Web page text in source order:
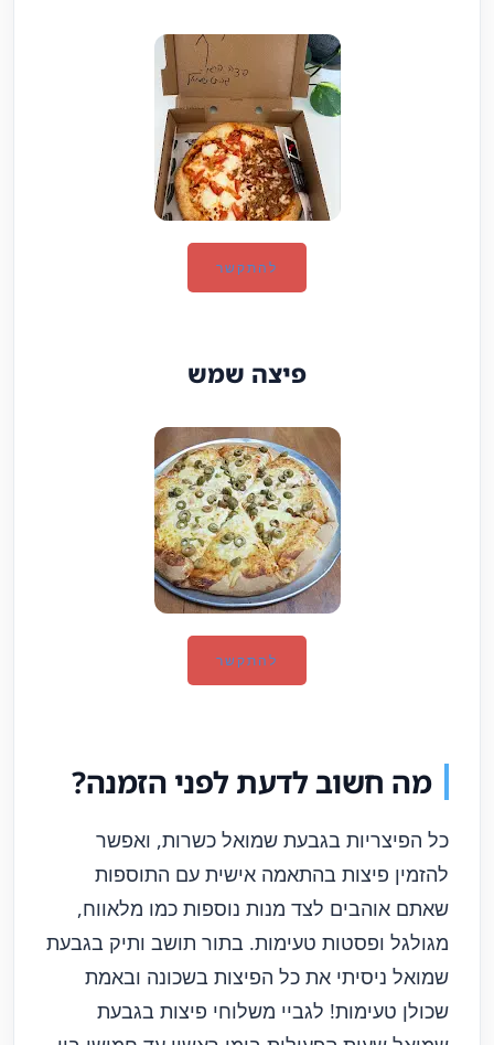
להתקשר
פיצה שמש
להתקשר
מה חשוב לדעת לפני הזמנה?
כל הפיצריות בגבעת שמואל כשרות, ואפשר
להזמין פיצות בהתאמה אישית עם התוספות
שאתם אוהבים לצד מנות נוספות כמו מלאווח,
מגולגל ופסטות טעימות. בתור תושב ותיק בגבעת
שמואל ניסיתי את כל הפיצות בשכונה ובאמת
שכולן טעימות! לגביי משלוחי פיצות בגבעת